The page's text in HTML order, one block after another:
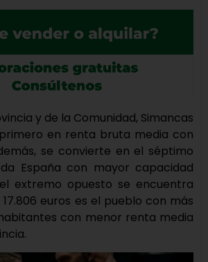
y de la Comunidad, Simancas
en renta bruta media con
se convierte en el séptimo
España con mayor capacidad
extremo opuesto se encuentra
euros es el pueblo con más
con menor renta media